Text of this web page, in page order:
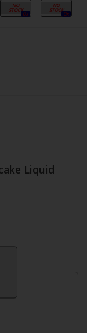
12mg
0x
18mg
0x
Liquid